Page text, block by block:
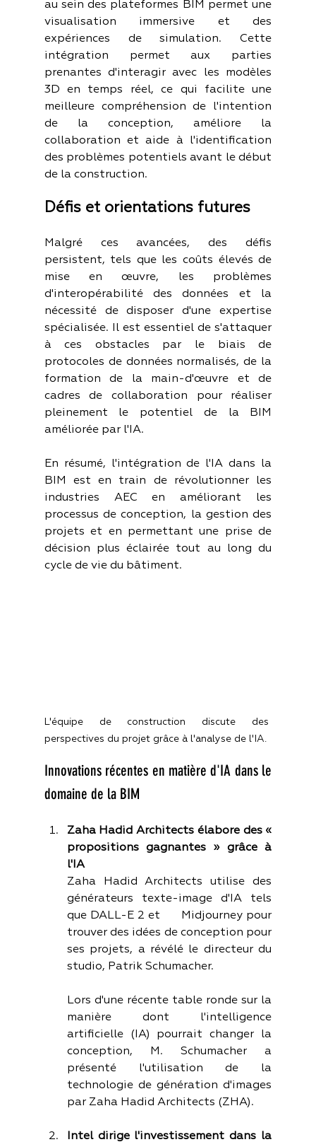
au sein des plateformes BIM permet une
visualisation immersive et des
expériences de simulation. Cette
intégration permet aux parties
prenantes d'interagir avec les modèles
3D en temps réel, ce qui facilite une
meilleure compréhension de l'intention
de la conception, améliore la
collaboration et aide à l'identification
des problèmes potentiels avant le début
de la construction.
Défis et orientations futures
Malgré ces avancées, des défis
persistent, tels que les coûts élevés de
mise en œuvre, les problèmes
d'interopérabilité des données et la
nécessité de disposer d'une expertise
spécialisée. Il est essentiel de s'attaquer
à ces obstacles par le biais de
protocoles de données normalisés, de la
formation de la main-d'œuvre et de
cadres de collaboration pour réaliser
pleinement le potentiel de la BIM
améliorée par l'IA.
En résumé, l'intégration de l'IA dans la
BIM est en train de révolutionner les
industries AEC en améliorant les
processus de conception, la gestion des
projets et en permettant une prise de
décision plus éclairée tout au long du
cycle de vie du bâtiment.
L'équipe de construction discute des
perspectives du projet grâce à l'analyse de l'IA.
Innovations récentes en matière d'IA dans le
domaine de la BIM
Zaha Hadid Architects élabore des «
propositions gagnantes » grâce à
l'IA
Zaha Hadid Architects utilise des
générateurs texte-image d'IA tels
que DALL-E 2 et      Midjourney pour
trouver des idées de conception pour
ses projets, a révélé le directeur du
studio, Patrik Schumacher.
Lors d'une récente table ronde sur la
manière dont l'intelligence
artificielle (IA) pourrait changer la
conception, M. Schumacher a
présenté l'utilisation de la
technologie de génération d'images
par Zaha Hadid Architects (ZHA).
Intel dirige l'investissement dans la